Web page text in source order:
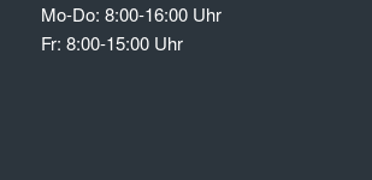
Mo-Do: 8:00-16:00 Uhr
Fr: 8:00-15:00 Uhr